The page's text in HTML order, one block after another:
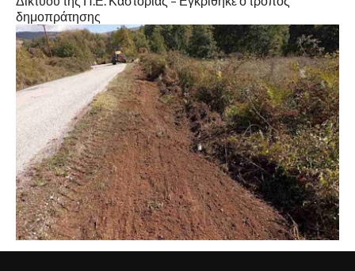
δημοπράτησης